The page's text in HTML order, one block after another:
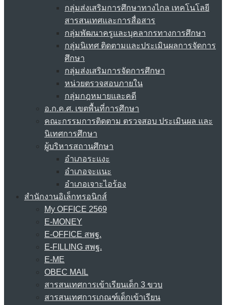
กลุ่มส่งเสริมการศึกษาทางไกล เทคโนโลยี
สารสนเทศและการสื่อสาร
กลุ่มพัฒนาครูและบุคลากรทางการศึกษา
กลุ่มนิเทศ ติดตามและประเมินผลการจัดการ
ศึกษา
กลุ่มส่งเสริมการจัดการศึกษา
หน่วยตรวจสอบภายใน
กลุ่มกฎหมายและคดี
อ.ก.ค.ศ. เขตพื้นที่การศึกษา
คณะกรรมการติดตาม ตรวจสอบ ประเมินผล และ
นิเทศการศึกษา
ผู้บริหารสถานศึกษา
อำเภอระแงะ
อำเภอจะแนะ
อำเภอเจาะไอร้อง
สำนักงานอิเล็กทรอนิกส์
My OFFICE 2569
E-MONEY
E-OFFICE สพฐ.
E-FILLING สพฐ.
E-ME
OBEC MAIL
สารสนเทศการเข้าเรียนเด็ก 3 ขวบ
สารสนเทศการเกณฑ์เด็กเข้าเรียน